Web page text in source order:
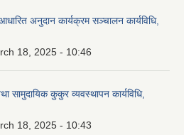
अनुदान कार्यक्रम सञ्‍चालन कार्यविधि,
18, 2025 - 10:46
सामुदायिक कुकुर व्यवस्थापन कार्यविधि,
18, 2025 - 10:43